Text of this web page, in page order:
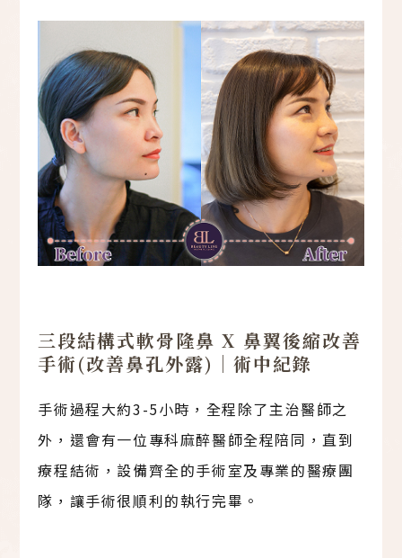
三段結構式軟骨隆鼻 X 鼻翼後縮改善
手術(改善鼻孔外露)｜術中紀錄
手術過程大約3-5小時，全程除了主治醫師之
外，還會有一位專科麻醉醫師全程陪同，直到
療程結術，設備齊全的手術室及專業的醫療團
隊，讓手術很順利的執行完畢。